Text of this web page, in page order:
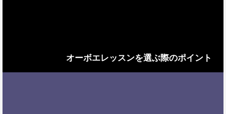
オーボエレッスンを選ぶ際のポイント